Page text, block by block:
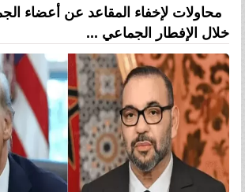
محاولات لإخفاء المقاعد عن أعضاء
خلال الإفطار الجماعي ...